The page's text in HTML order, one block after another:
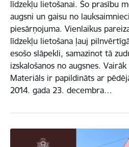
līdzekļu lietošanai. Šo prasību
augsni un gaisu no
piesārņojuma. Vienlaikus
līdzekļu lietošana ļauj
esošo slāpekli, samazinot tā
izskalošanos no augsnes.
Materiāls ir papildināts ar
2014. gada 23. decembra…